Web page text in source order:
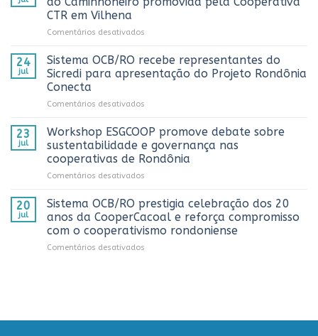
e
no
AnuárioCoop
2026
CTR em Vilhena
Comentários desativados
OCB/RO
prestigia
comemoração
Caminhoneiro
promovida
pela
Cooperativa
Vilhena
24
jul
Sistema OCB/RO recebe representantes do
Sicredi para apresentação do Projeto Rondônia
Conecta
Comentários desativados
OCB/RO
recebe
representantes
do
apresentação
Projeto
Rondônia
23
jul
Workshop ESGCOOP promove debate sobre
sustentabilidade e governança nas
cooperativas de Rondônia
Comentários desativados
ESGCOOP
promove
debate
sobre
Rondônia
20
jul
Sistema OCB/RO prestigia celebração dos 20
anos da CooperCacoal e reforça compromisso
com o cooperativismo rondoniense
Comentários desativados
20